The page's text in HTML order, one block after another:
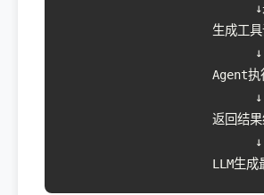
↓
生成工具
                           ↓
Agent执
                           ↓
返回结
                           ↓
LLM生成